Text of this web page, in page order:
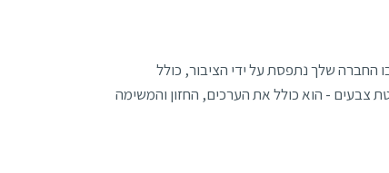
החברה שלך נתפסת על ידי הציבור, כולל
צבעים - הוא כולל את הערכים, החזון והמשימה